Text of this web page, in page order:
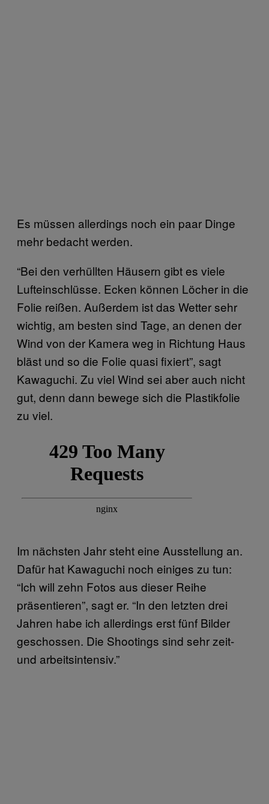
Es müssen allerdings noch ein paar Dinge
mehr bedacht werden.
“Bei den verhüllten Häusern gibt es viele
Lufteinschlüsse. Ecken können Löcher in die
Folie reißen. Außerdem ist das Wetter sehr
wichtig, am besten sind Tage, an denen der
Wind von der Kamera weg in Richtung Haus
bläst und so die Folie quasi fixiert”, sagt
Kawaguchi. Zu viel Wind sei aber auch nicht
gut, denn dann bewege sich die Plastikfolie
zu viel.
Im nächsten Jahr steht eine Ausstellung an.
Dafür hat Kawaguchi noch einiges zu tun:
“Ich will zehn Fotos aus dieser Reihe
präsentieren”, sagt er. “In den letzten drei
Jahren habe ich allerdings erst fünf Bilder
geschossen. Die Shootings sind sehr zeit-
und arbeitsintensiv.”